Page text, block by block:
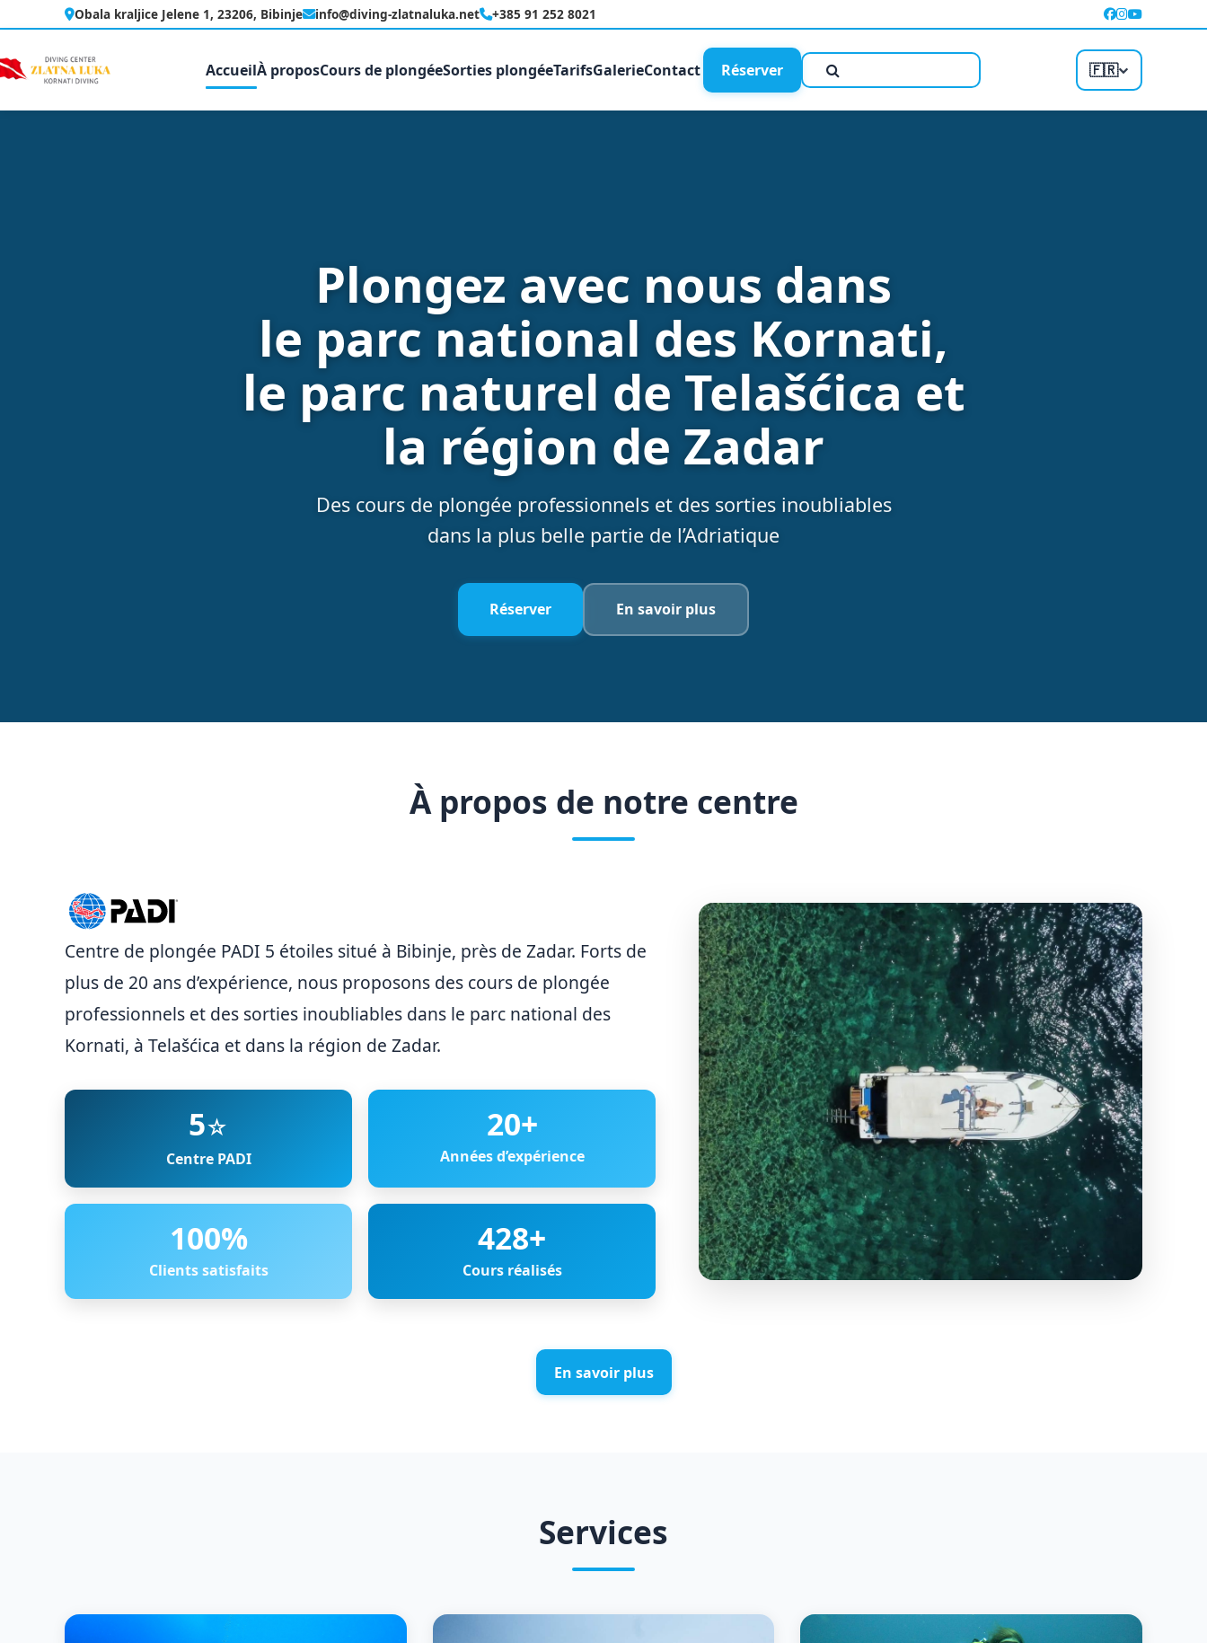
au
Obala kraljice Jelene 1, 23206, Bibinje info@diving-zlatnaluka.net +385 91 252 8021
AccueilÀ proposCours de plongéeSorties plongéeTarifsGalerieContact Réserver 🇫🇷
Plongez avec nous dans
le parc national des Kornati,
le parc naturel de Telašćica et
la région de Zadar
Des cours de plongée professionnels et des sorties inoubliables
dans la plus belle partie de l’Adriatique
Réserver En savoir plus
À propos de notre centre
Centre de plongée PADI 5 étoiles situé à Bibinje, près de Zadar. Forts de
plus de 20 ans d’expérience, nous proposons des cours de plongée
professionnels et des sorties inoubliables dans le parc national des
Kornati, à Telašćica et dans la région de Zadar.
5☆
Centre PADI
20+
Années d’expérience
100%
Clients satisfaits
428+
Cours réalisés
En savoir plus
Services